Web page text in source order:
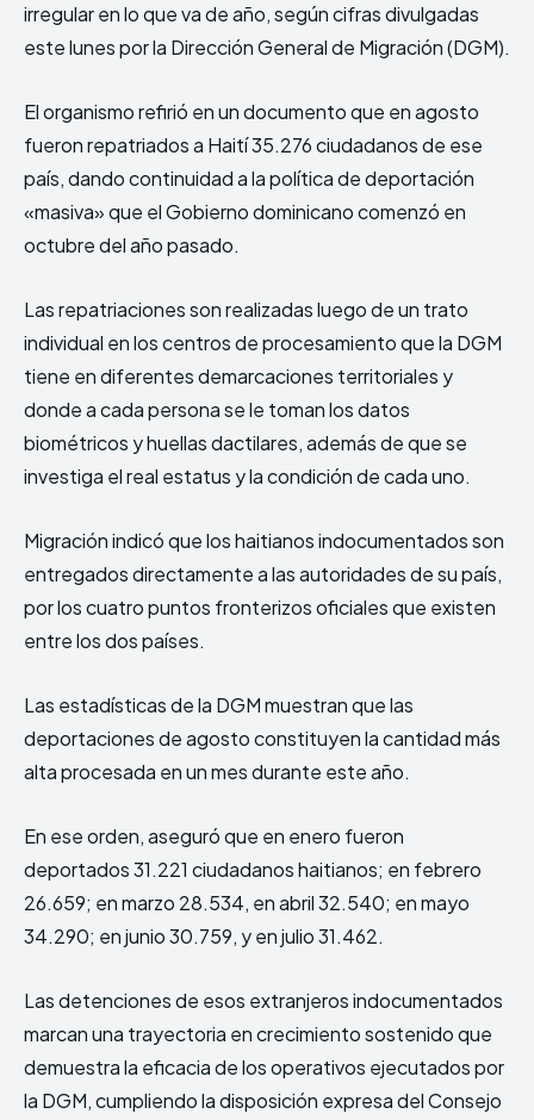
irregular en lo que va de año, según cifras divulgadas
este lunes por la Dirección General de Migración (DGM).
El organismo refirió en un documento que en agosto
fueron repatriados a Haití 35.276 ciudadanos de ese
país, dando continuidad a la política de deportación
«masiva» que el Gobierno dominicano comenzó en
octubre del año pasado.
Las repatriaciones son realizadas luego de un trato
individual en los centros de procesamiento que la DGM
tiene en diferentes demarcaciones territoriales y
donde a cada persona se le toman los datos
biométricos y huellas dactilares, además de que se
investiga el real estatus y la condición de cada uno.
Migración indicó que los haitianos indocumentados son
entregados directamente a las autoridades de su país,
por los cuatro puntos fronterizos oficiales que existen
entre los dos países.
Las estadísticas de la DGM muestran que las
deportaciones de agosto constituyen la cantidad más
alta procesada en un mes durante este año.
En ese orden, aseguró que en enero fueron
deportados 31.221 ciudadanos haitianos; en febrero
26.659; en marzo 28.534, en abril 32.540; en mayo
34.290; en junio 30.759, y en julio 31.462.
Las detenciones de esos extranjeros indocumentados
marcan una trayectoria en crecimiento sostenido que
demuestra la eficacia de los operativos ejecutados por
la DGM, cumpliendo la disposición expresa del Consejo